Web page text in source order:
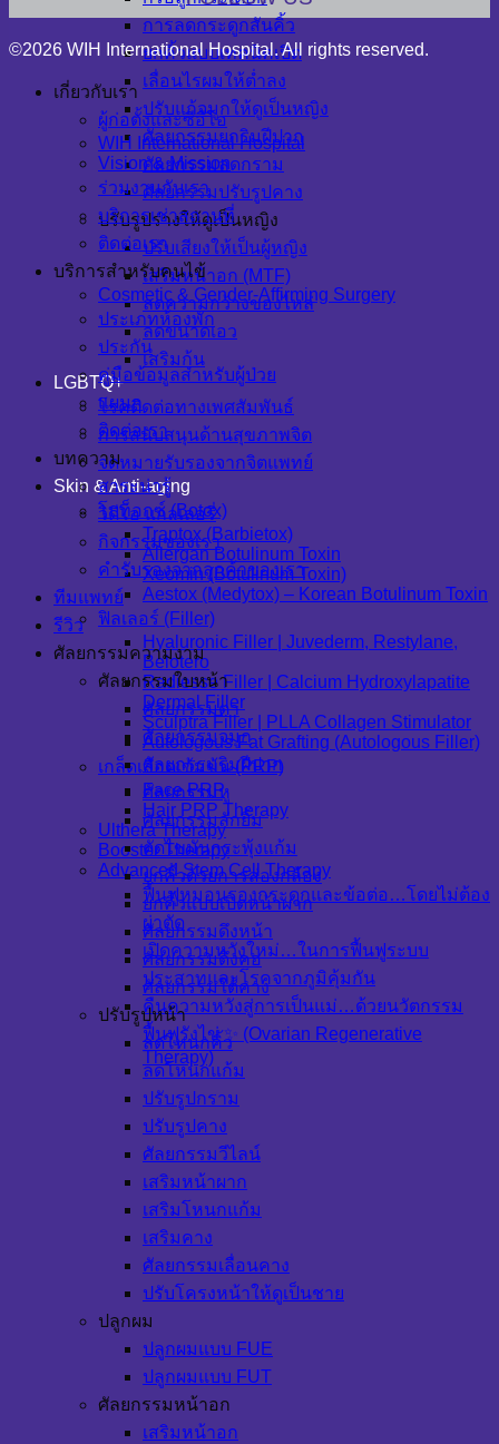
การลดกระดูกสันคิ้ว
ยกคิ้วแบบเทคนิคเปิด
เลื่อนไรผมให้ต่ำลง
ปรับแก้จมูกให้ดูเป็นหญิง
ศัลยกรรมยกริมฝีปาก
ศัลยกรรมลดกราม
ศัลยกรรมปรับรูปคาง
ปรับรูปร่างให้ดูเป็นหญิง
ปรับเสียงให้เป็นผู้หญิง
เสริมหน้าอก (MTF)
ลดความกว้างของไหล่
ลดขนาดเอว
เสริมก้น
LGBTQ+
โรคติดต่อทางเพศสัมพันธ์
การสนับสนุนด้านสุขภาพจิต
จดหมายรับรองจากจิตแพทย์
Skin & Anti-aging
โบท็อกซ์ (Botox)
Traptox (Barbietox)
Allergan Botulinum Toxin
Xeomin (Botulinum Toxin)
Aestox (Medytox) – Korean Botulinum Toxin
ฟิลเลอร์ (Filler)
Hyaluronic Filler | Juvederm, Restylane,
Belotero
Radiesse Filler | Calcium Hydroxylapatite
Dermal Filler
Sculptra Filler | PLLA Collagen Stimulator
Autologous Fat Grafting (Autologous Filler)
เกล็ดเลือดเข้มข้น (PRP)
Face PRP
Hair PRP Therapy
Ulthera Therapy
Booster Therapy
Advanced Stem Cell Therapy
ฟื้นฟูหมอนรองกระดูกและข้อต่อ…โดยไม่ต้อง
ผ่าตัด
เปิดความหวังใหม่…ในการฟื้นฟูระบบ
ประสาทและโรคจากภูมิคุ้มกัน
คืนความหวังสู่การเป็นแม่…ด้วยนวัตกรรม
ฟื้นฟูรังไข่ ✨ (Ovarian Regenerative
Therapy)
©2026 WIH International Hospital. All rights reserved.
เกี่ยวกับเรา
ผู้ก่อตั้งและซีอีโอ
WIH International Hospital
Vision & Mission
ร่วมงานกับเรา
บริการเช่าสถานที่
ติดต่อเรา
บริการสำหรับคนไข้
Cosmetic & Gender-Affirming Surgery
ประเภทห้องพัก
ประกัน
คู่มือข้อมูลสำหรับผู้ป่วย
แผนก
ติดต่อเรา
บทความ
สาระน่ารู้
วิดีโอ แกลเลอรี่
กิจกรรมของเรา
คำรับรองจากลูกค้าของเรา
ทีมแพทย์
รีวิว
ศัลยกรรมความงาม
ศัลยกรรมใบหน้า
ศัลยกรรมตา
ศัลยกรรมจมูก
ศัลยกรรมริมฝีปาก
ศัลยกรรมหู
ศัลยกรรมลักยิ้ม
ตัดไขมันกระพุ้งแก้ม
ยกคิ้วด้วยการส่องกล้อง
ยกคิ้วแบบเปิดหน้าผาก
ศัลยกรรมดึงหน้า
ศัลยกรรมดึงคอ
ศัลยกรรมใต้คาง
ปรับรูปหน้า
ลดโหนกคิ้ว
ลดโหนกแก้ม
ปรับรูปกราม
ปรับรูปคาง
ศัลยกรรมวีไลน์
เสริมหน้าผาก
เสริมโหนกแก้ม
เสริมคาง
ศัลยกรรมเลื่อนคาง
ปรับโครงหน้าให้ดูเป็นชาย
ปลูกผม
ปลูกผมแบบ FUE
ปลูกผมแบบ FUT
ศัลยกรรมหน้าอก
เสริมหน้าอก